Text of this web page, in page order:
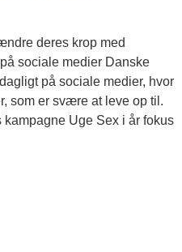
deres krop med
sociale medier Danske
på sociale medier, hvor
som er svære at leve op til.
Uge Sex i år fokus